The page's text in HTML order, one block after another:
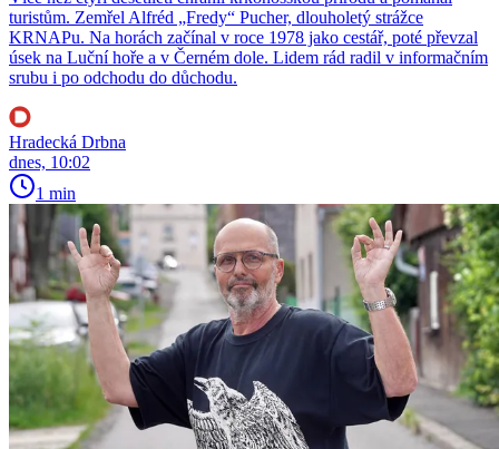
turistům. Zemřel Alfréd „Fredy“ Pucher, dlouholetý strážce
KRNAPu. Na horách začínal v roce 1978 jako cestář, poté převzal
úsek na Luční hoře a v Černém dole. Lidem rád radil v informačním
srubu i po odchodu do důchodu.
Hradecká Drbna
dnes, 10:02
1 min